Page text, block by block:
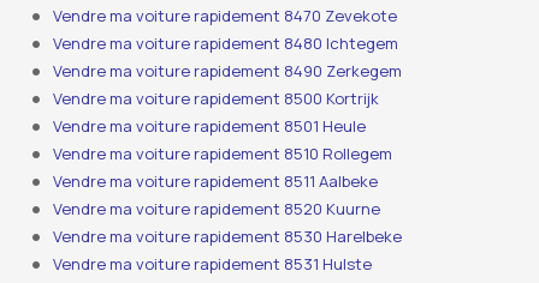
Vendre ma voiture rapidement 8470 Zevekote
Vendre ma voiture rapidement 8480 Ichtegem
Vendre ma voiture rapidement 8490 Zerkegem
Vendre ma voiture rapidement 8500 Kortrijk
Vendre ma voiture rapidement 8501 Heule
Vendre ma voiture rapidement 8510 Rollegem
Vendre ma voiture rapidement 8511 Aalbeke
Vendre ma voiture rapidement 8520 Kuurne
Vendre ma voiture rapidement 8530 Harelbeke
Vendre ma voiture rapidement 8531 Hulste